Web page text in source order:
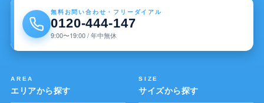
無料お問い合わせ・フリーダイアル
0120-444-147
9:00〜19:00 / 年中無休
AREA
エリアから探す
SIZE
サイズから探す